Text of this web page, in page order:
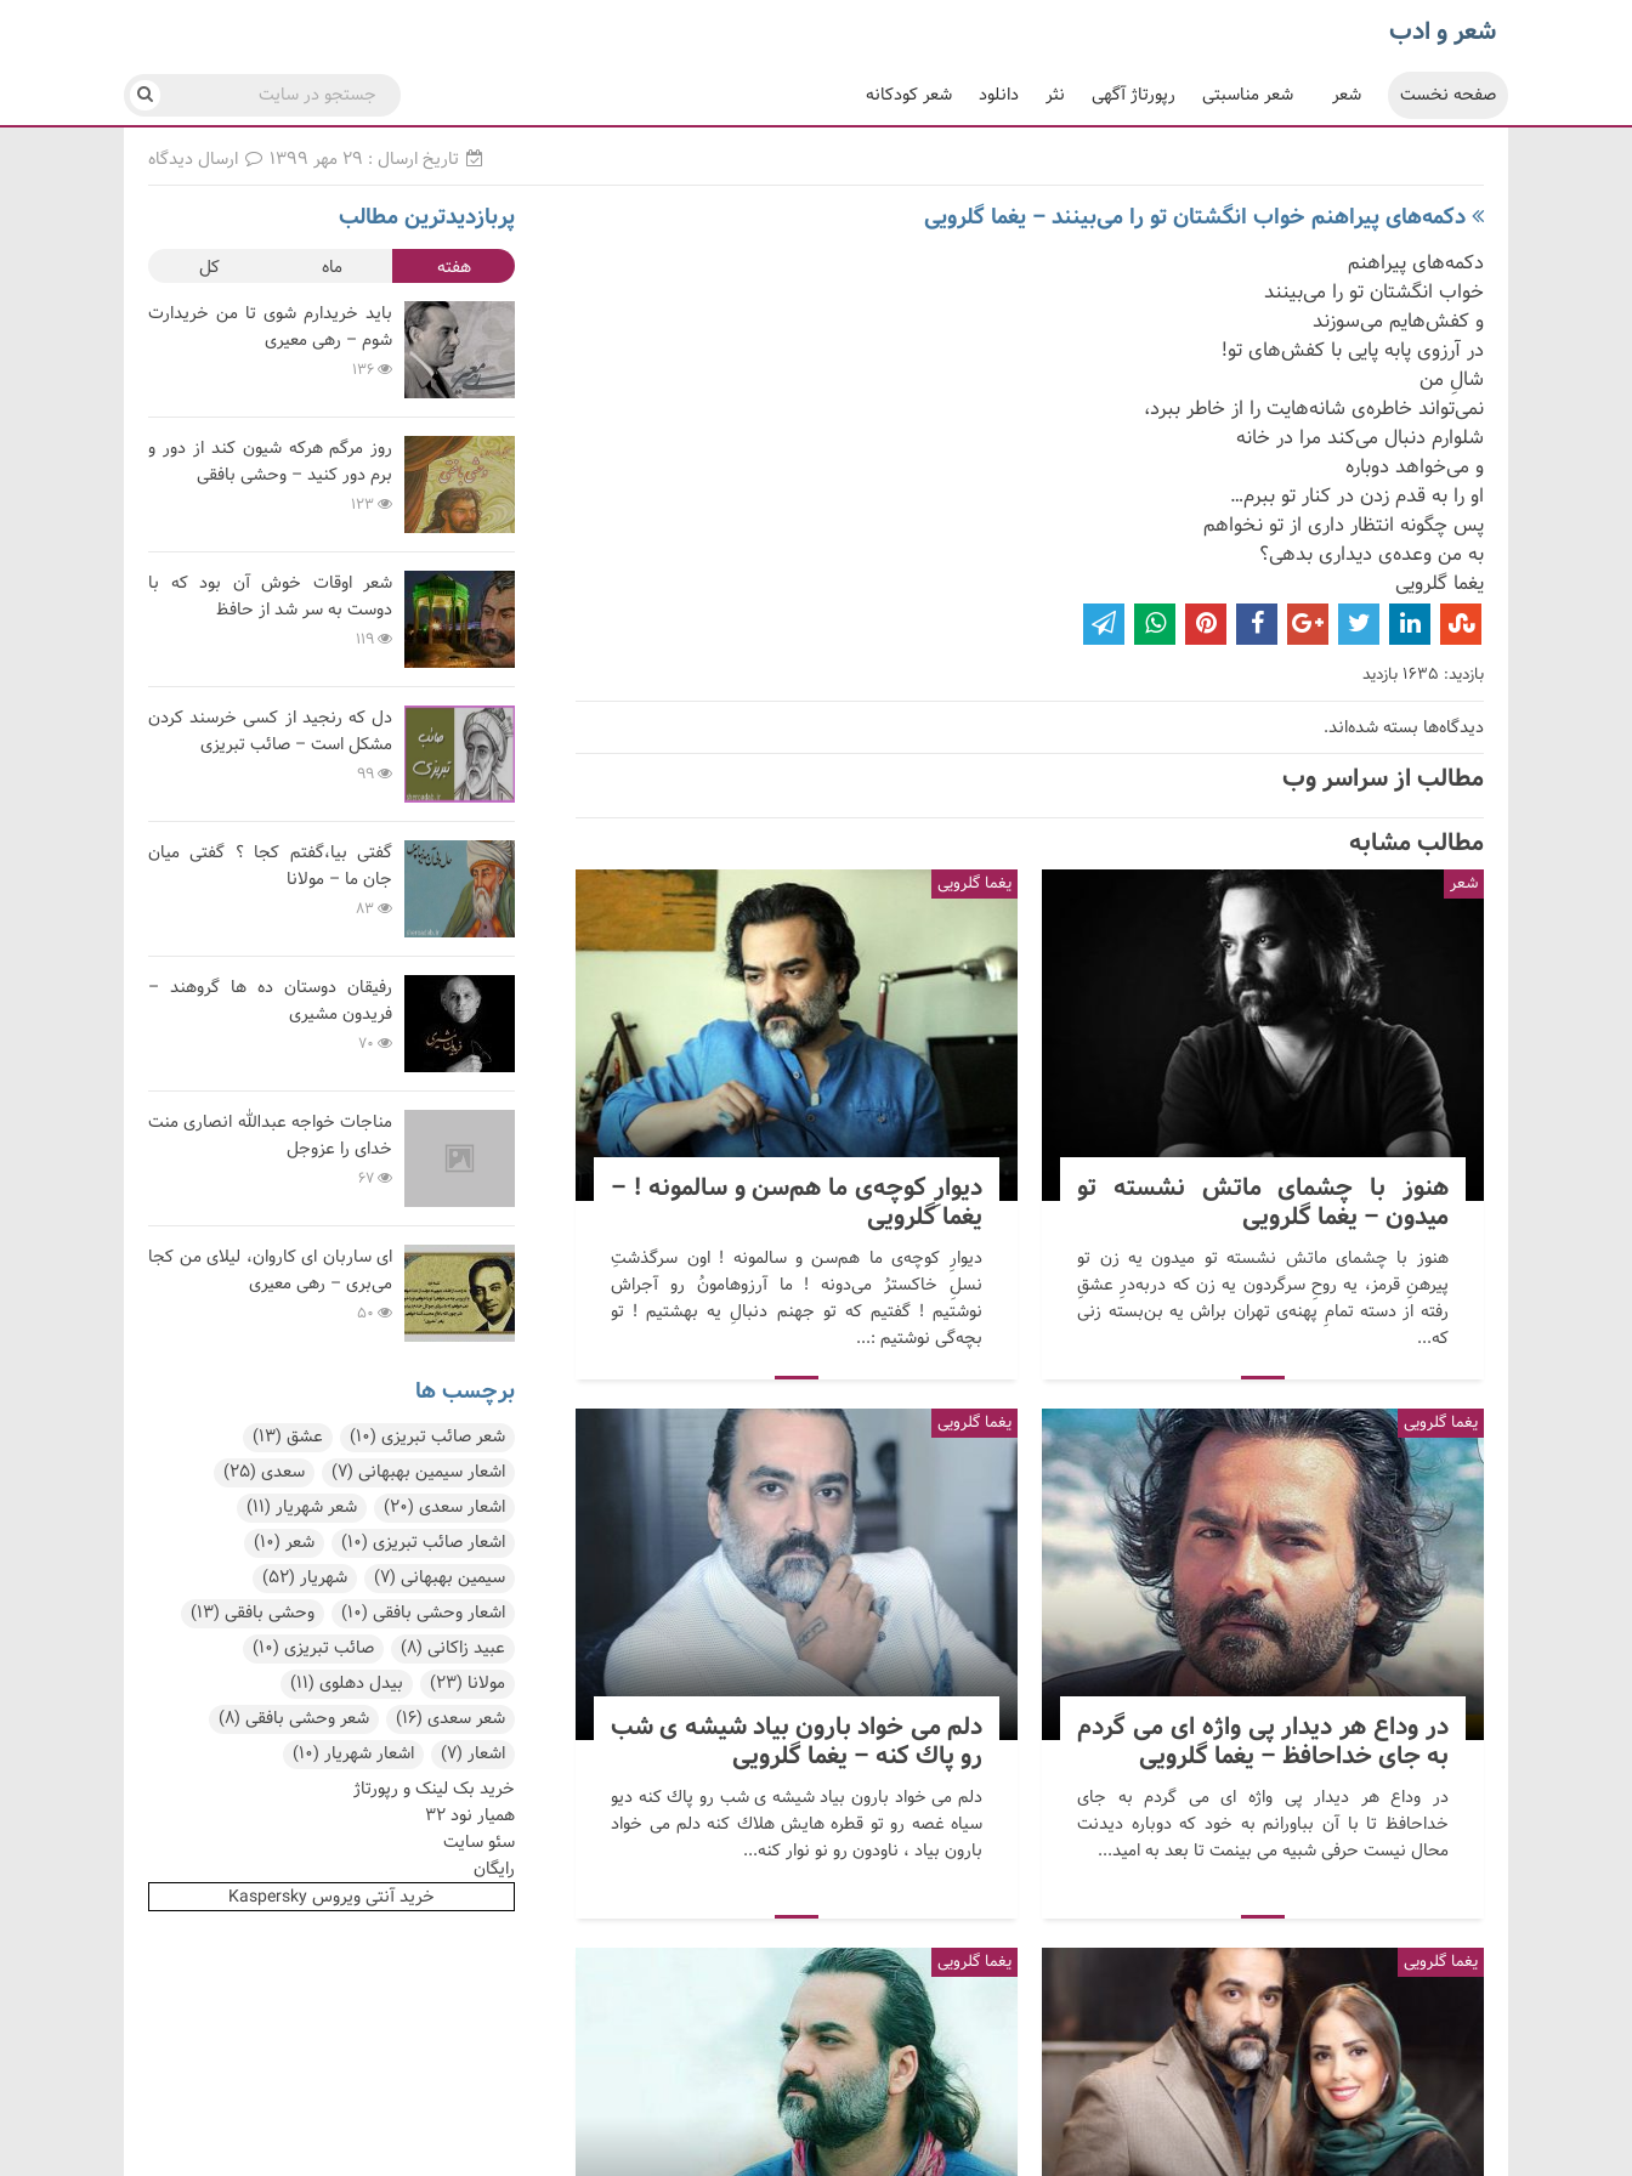
شعر و ادب
صفحه نخست شعر شعر مناسبتی رپورتاژ آگهی نثر دانلود شعر کودکانه
تاریخ ارسال : ۲۹ مهر ۱۳۹۹ ارسال دیدگاه
دکمه‌های پیراهنم خواب انگشتان تو را می‌بینند – یغما گلرویی
دکمه‌های پیراهنم
خواب انگشتان تو را می‌بینند
و کفش‌هایم می‌سوزند
در آرزوی پابه پایی با کفش‌های تو!
شالِ من
نمی‌تواند خاطره‌ی شانه‌هایت را از خاطر ببرد،
شلوارم دنبال می‌کند مرا در خانه
و می‌خواهد دوباره
او را به قدم زدن در کنار تو ببرم…
پس چگونه انتظار داری از تو نخواهم
به من وعده‌ی دیداری بدهی؟
یغما گلرویی
بازدید: 1635 بازدید
دیدگاه‌ها بسته شده‌اند.
مطالب از سراسر وب
مطالب مشابه
هنوز با چشمای ماتش نشسته تو
میدون – یغما گلرویی
هنوز با چشمای ماتش نشسته تو میدون یه زن تو
پیرهنِ قرمز، یه روحِ سرگردون یه زن که دربه‌درِ عشقِ
رفته از دسته تمامِ پهنه‌ی تهران براش یه بن‌بسته زنی
که...
شعر
دیوارِ کوچه‌ی‌ ما هم‌سن‌ و سالمونه‌ ! –
یغما گلرویی
دیوارِ کوچه‌ی‌ ما هم‌سن‌ و سالمونه‌ ! اون‌ سرگذشت‌ِ
نسل‌ِ خاکسترُ می‌دونه‌ ! ما آرزوهامون‌ُ رو آجراش‌
نوشتیم‌ ! گفتیم‌ که‌ تو جهنم‌ دنبال‌ِ یه‌ بهشتیم‌ ! تو
بچه‌گی‌ نوشتیم‌ :...
یغما گلرویی
در وداع هر دیدار پی واژه ای می گردم
به جای خداحافظ – یغما گلرویی
در وداع هر دیدار پی واژه ای می گردم به جای
خداحافظ تا با آن بباورانم به خود که دوباره دیدنت
محال نیست حرفی شبیه می بینمت تا بعد به امید...
یغما گلرویی
دلم می خواد بارون بیاد شیشه ی شب
رو پاك كنه – یغما گلرویی
دلم می خواد بارون بیاد شیشه ی شب رو پاك كنه دیو
سیاه غصه رو تو قطره هایش هلاك كنه دلم می خواد
بارون بیاد ، ناودون رو نو نوار كنه...
یغما گلرویی
یغما گلرویی یغما گلرویی
پربازدیدترین مطالب
هفته ماه کل
باید خریدارم شوی تا من خریدارت
شوم – رهی معیری
136
روز مرگم هرکه شیون کند از دور و
برم دور کنید – وحشی بافقی
123
شعر اوقات خوش آن بود که با
دوست به سر شد از حافظ
119
دل که رنجید از کسی خرسند کردن
مشکل است – صائب تبریزی
99
گفتی بیا،گفتم کجا ؟ گفتی میان
جان ما – مولانا
83
رفیقان دوستان ده ها گروهند –
فریدون مشیری
70
مناجات خواجه عبدالله انصاری منت
خدای را عزوجل
67
ای ساربان ای کاروان، لیلای من کجا
می‌بری – رهی معیری
50
برچسب ها
شعر صائب تبریزی (10) عشق (13)
اشعار سیمین بهبهانی (7) سعدی (25)
اشعار سعدی (20) شعر شهریار (11)
اشعار صائب تبریزی (10) شعر (10)
سیمین بهبهانی (7) شهریار (52)
اشعار وحشی بافقی (10) وحشی بافقی (13)
عبید زاکانی (8) صائب تبریزی (10)
مولانا (23) بیدل دهلوی (11)
شعر سعدی (16) شعر وحشی بافقی (8)
اشعار (7) اشعار شهریار (10)
خرید بک لینک و رپورتاژ
همیار نود 32
سئو سایت
رایگان
خرید آنتی ویروس Kaspersky